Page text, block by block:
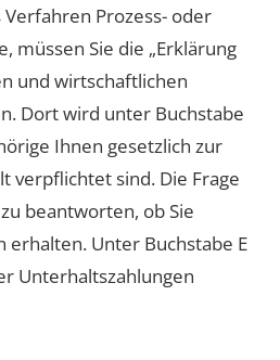
Prozess- oder
müssen Sie die „Erklärung
und wirtschaftlichen
Dort wird unter Buchstabe
Ihnen gesetzlich zur
verpflichtet sind. Die Frage
beantworten, ob Sie
erhalten. Unter Buchstabe E
Unterhaltszahlungen